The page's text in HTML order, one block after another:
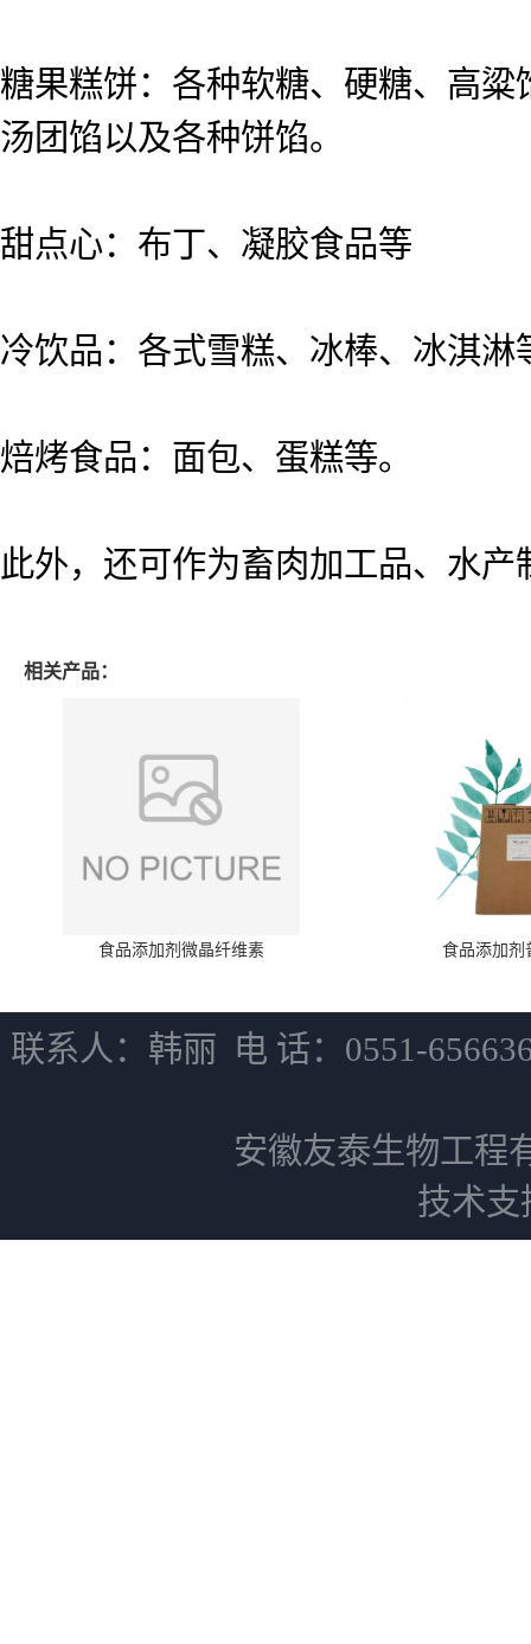
糖果糕饼：各种软糖、硬糖、高
汤团馅以及各种饼馅。
甜点心：布丁、凝胶食品等
冷饮品：各式雪糕、冰棒、冰淇淋
焙烤食品：面包、蛋糕等。
此外，还可作为畜肉加工品、水
相关产品：
食品添加剂微晶纤维素 食品添加剂
联系人：韩丽 电 话：0551-
安徽友泰生物工程
技术